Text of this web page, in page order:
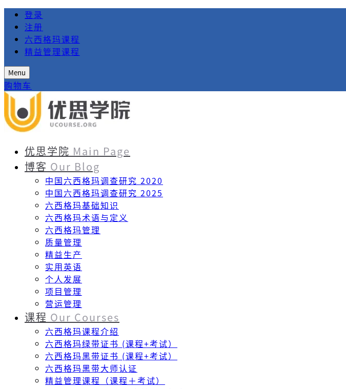
登录
注册
六西格玛课程
精益管理课程
Menu
购物车
优思学院 Main Page
博客 Our Blog
中国六西格玛调查研究 2020
中国六西格玛调查研究 2025
六西格玛基础知识
六西格玛术语与定义
六西格玛管理
质量管理
精益生产
实用英语
个人发展
项目管理
营运管理
课程 Our Courses
六西格玛课程介绍
六西格玛绿带证书 (课程+考试）
六西格玛黑带证书 (课程+考试）
六西格玛黑带大师认证
精益管理课程（课程＋考试）